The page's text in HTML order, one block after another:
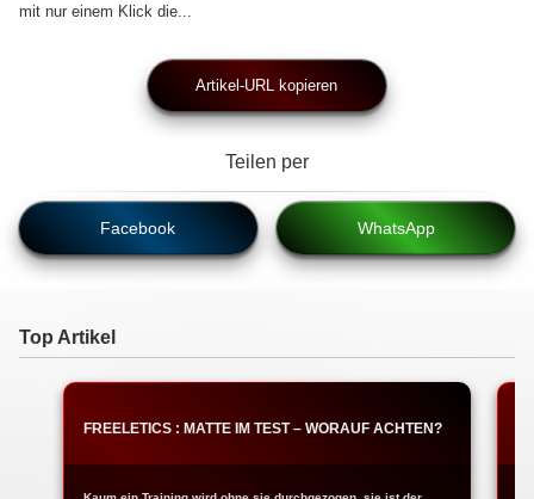
mit nur einem Klick die...
Artikel-URL kopieren
Teilen per
Facebook WhatsApp
Top Artikel
FREELETICS : MATTE IM TEST – WORAUF ACHTEN?